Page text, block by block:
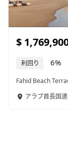
$ 843,250
利回り 7%
ドバイアラ